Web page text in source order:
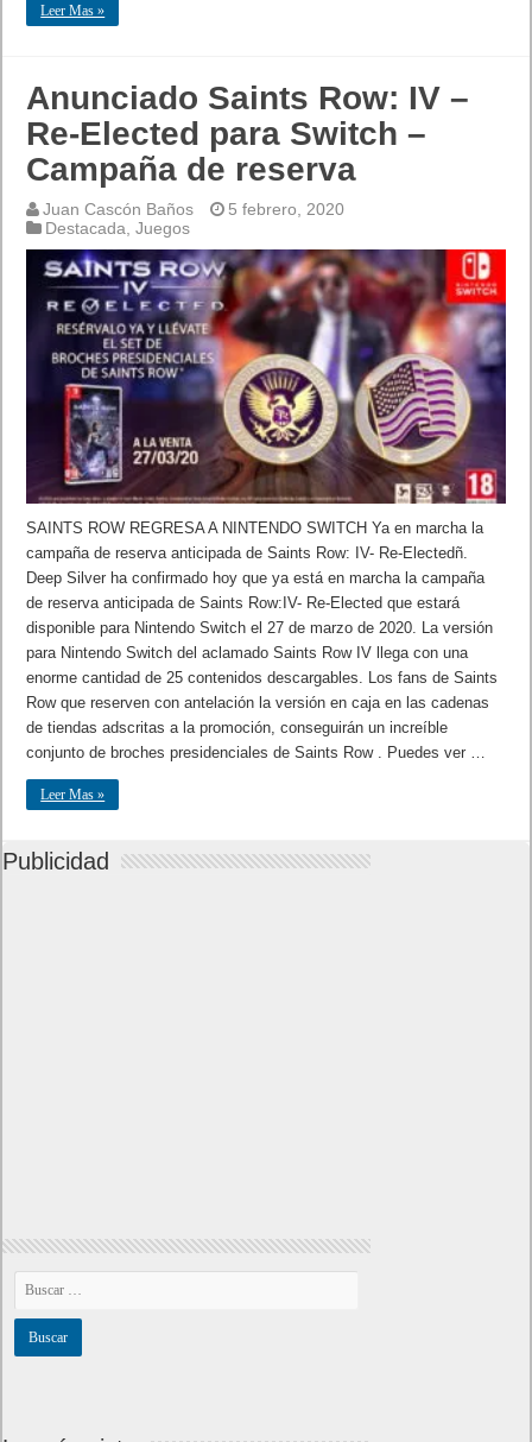
Leer Mas »
Anunciado Saints Row: IV –
Re-Elected para Switch –
Campaña de reserva
Juan Cascón Baños
5 febrero, 2020
Destacada ,Juegos
SAINTS ROW REGRESA A NINTENDO SWITCH Ya en marcha la
campaña de reserva anticipada de Saints Row: IV- Re-Electedñ.
Deep Silver ha confirmado hoy que ya está en marcha la campaña
de reserva anticipada de Saints Row:IV- Re-Elected que estará
disponible para Nintendo Switch el 27 de marzo de 2020. La versión
para Nintendo Switch del aclamado Saints Row IV llega con una
enorme cantidad de 25 contenidos descargables. Los fans de Saints
Row que reserven con antelación la versión en caja en las cadenas
de tiendas adscritas a la promoción, conseguirán un increíble
conjunto de broches presidenciales de Saints Row . Puedes ver …
Leer Mas »
Publicidad